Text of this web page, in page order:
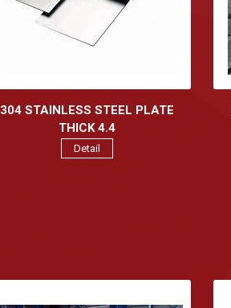
304 STAINLESS STEEL PLATE
THICK 4.4
Detail